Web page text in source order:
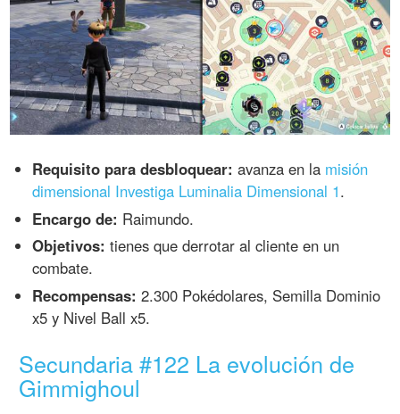
Requisito para desbloquear: avanza en la misión
dimensional Investiga Luminalia Dimensional 1.
Encargo de: Raimundo.
Objetivos: tienes que derrotar al cliente en un
combate.
Recompensas: 2.300 Pokédolares, Semilla Dominio
x5 y Nivel Ball x5.
Secundaria #122 La evolución de
Gimmighoul